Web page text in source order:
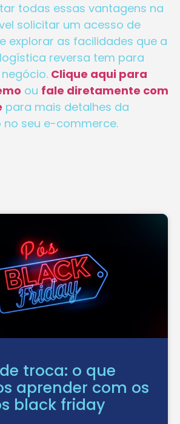
todas essas vantagens na
solicitar um acesso de
explorar as facilidades que a
reversa tem para
Clique aqui para
ou fale diretamente com
para mais detalhes da
seu e-commerce.
troca: o que
aprender com os
black friday